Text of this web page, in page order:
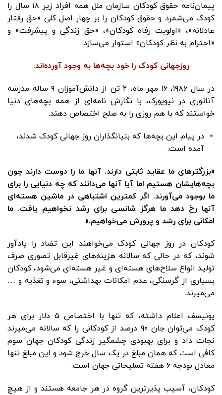
پیمان‌نامه‌ حقوق کودکان سازمان ملل همه‌ افراد زیر ۱۸ سال را
کودک می‌شمرد و حقوق کودکان را بر چهار اصل کلی «حق رفتار
عادلانه»، «اولویت رفاه کودکان»، «حق زندگی و پیشرفت» و
«احترام به نظر کودکان» استوار می‌سازد.
روزجهانی کودک را خود بچه‌ها به وجود آورده‌اند.
در سال ۱۹۸۶، ۱۶ مهر ماه، ۲ تن از دانش‌آموزان ۹ ساله مدرسه
آتاتوری در نیویورک، با نگارش نامه‌ای از همه بچه‌های دنیا
خواستند که با هم روزی را به صلح اختصاص دهند.
در پیام این بچه‌ها که بنیانگذاران روز جهانی کودک شدند،
آمده است:
«بزرگترهای ما عقاید ثابتی دارند. آنها ما را دوست دارند چون
بچه‌هایشان هستیم اما آیا آنها می‌دانند که چه دنیایی را برای
ما بوجود می‌آورند. اگر کمترین اشتباهی در ماشین هسته‌ای
آنها رخ دهد ما هرگز شانسی برای رشد نخواهیم یافت. ما
امکانی برای رشد و پرورش می‌خواهیم.»
کودکان در روز جهانی کودک می‌خواهند این تضاد را یادآور
شوند، که در حالی که سالانه هزینه‌های غیرقابل تصوری صرف
تولید انواع سلاح‌های هسته‌ای و غیر هسته‌ای می‌شود، کودکان
بسیاری از گرسنگی، عدم امکانات بهداشتی، سوء و تغذیه و …
می‌میرند.
یونیسف اعلام داشته، که تنها با اختصاص ۵ دلار برای هر
کودک می‌توان جان ۹۰ درصد از کودکانی را که سالانه می‌میرند
نجات داد و برای بهبودی چشمگیر زندگی کودکان جهان‌ سوم
کافی است که همان مبلغ در یک سال خرج شود و این مبلغ تنها
معادل بودجه ۶ هفته تسلیحاتی جهان است.
کودکان، آسیب پذیرترین گروه در هر جامعه هستند و از هیچ